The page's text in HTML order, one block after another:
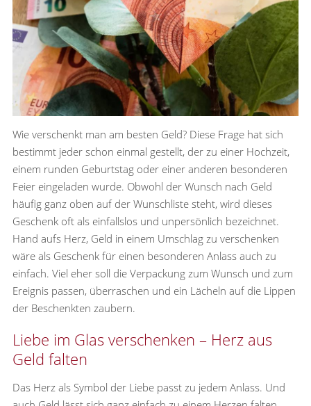
Wie verschenkt man am besten Geld? Diese Frage hat sich
bestimmt jeder schon einmal gestellt, der zu einer Hochzeit,
einem runden Geburtstag oder einer anderen besonderen
Feier eingeladen wurde. Obwohl der Wunsch nach Geld
häufig ganz oben auf der Wunschliste steht, wird dieses
Geschenk oft als einfallslos und unpersönlich bezeichnet.
Hand aufs Herz, Geld in einem Umschlag zu verschenken
wäre als Geschenk für einen besonderen Anlass auch zu
einfach. Viel eher soll die Verpackung zum Wunsch und zum
Ereignis passen, überraschen und ein Lächeln auf die Lippen
der Beschenkten zaubern.
Liebe im Glas verschenken – Herz aus
Geld falten
Das Herz als Symbol der Liebe passt zu jedem Anlass. Und